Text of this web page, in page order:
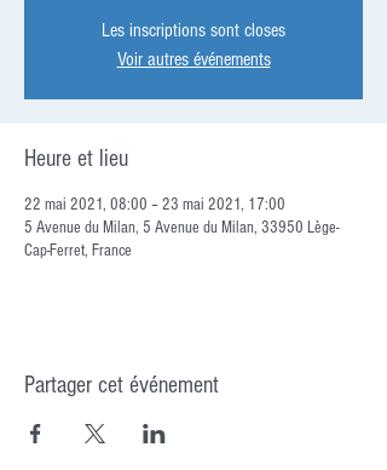
Les inscriptions sont closes
Voir autres événements
Heure et lieu
22 mai 2021, 08:00 – 23 mai 2021, 17:00
5 Avenue du Milan, 5 Avenue du Milan, 33950 Lège-
Cap-Ferret, France
Partager cet événement